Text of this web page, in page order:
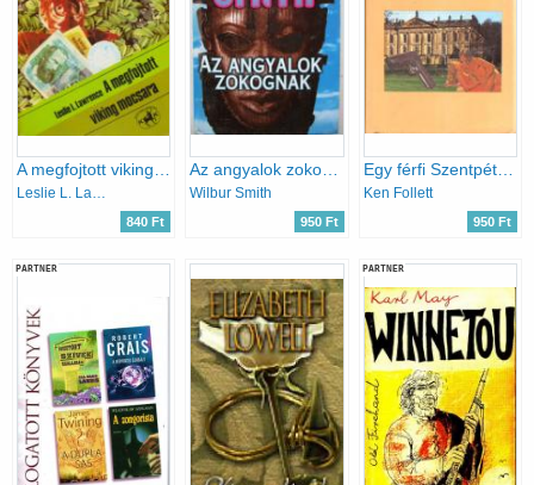
840 Ft
Wilbur Smith
950 Ft
Egy férfi Szentpétervárról
Ken Follett
950 Ft
PARTNER PARTNER